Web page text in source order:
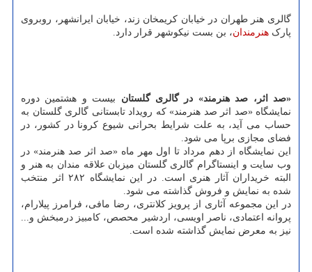
گالری هنر طهران در خیابان کریمخان زند، خیابان ایرانشهر، روبروی
پارک هنرمندان، بن بست نیکوشهر قرار دارد.
«صد اثر، صد هنرمند» در گالری گلستان بیست و هشتمین دوره
نمایشگاه «صد اثر صد هنرمند» که رویداد تابستانی گالری گلستان به
حساب می آید، به علت شرایط بحرانی شیوع کرونا در کشور، در
فضای مجازی برپا می شود.
این نمایشگاه از دهم مرداد تا اول مهر ماه «صد اثر صد هنرمند» در
وب سایت و اینستاگرام گالری گلستان میزبان علاقه مندان به هنر و
البته خریداران آثار هنری است. در این نمایشگاه ۲۸۲ اثر منتخب
شده به نمایش و فروش گذاشته می شود.
در این مجموعه آثاری از پرویز کلانتری، رضا مافی، فرامرز پیلارام،
پروانه اعتمادی، ناصر اویسی، اردشیر محصص، کامبیز درمبخش و...
نیز به معرض نمایش گذاشته شده است.